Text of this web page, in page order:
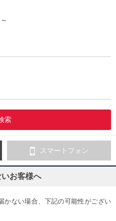
スマートフォン
お客様へ
かない場合、下記の可能性がござい